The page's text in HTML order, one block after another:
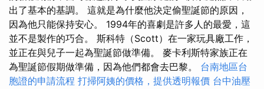
出了基本的基調。 這就是為什麼他決定偷聖誕節的原因，
因為他只能保持安心。 1994年的喜劇是許多人的最愛，這
並不是製作的巧合。 斯科特（Scott）在一家玩具廠工作，
並正在與兒子一起為聖誕節做準備。 麥卡利斯特家族正在
為聖誕節假期做準備，因為他們都會去巴黎。 台南地區台
胞證的申請流程 打掃阿姨的價格，提供透明報價 台中油壓